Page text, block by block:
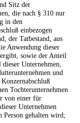
Sitz der
die nach § 310 nur
in den
einbezogen
der Tatbestand, aus
Anwendung dieser
sowie der Anteil
Unternehmen,
und
Tochterunternehmen
von einer für
Unternehmen
Person gehalten wird;